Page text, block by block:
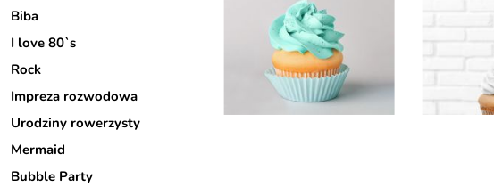
Biba
I love 80`s
Rock
Impreza rozwodowa
Urodziny rowerzysty
Mermaid
Bubble Party